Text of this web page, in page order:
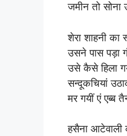
जमीन तो
शेरा शाहनी
उसने पास पड़ा
उसे कैसे हिला
सन्दूकचियां
मर गयीं एं एब्ब
हसैना आटेवाली